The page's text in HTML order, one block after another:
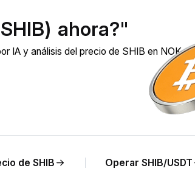
ahora?"
IA y análisis del precio de SHIB en NOK en
de SHIB Operar SHIB/USDT